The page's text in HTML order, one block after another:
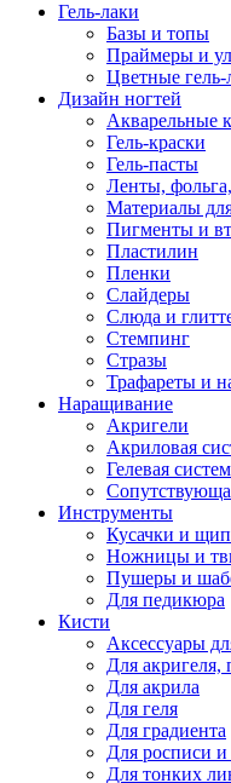
Гель-лаки
Базы и топы
Праймеры и
Цветные гель-
Дизайн ногтей
Акварельные
Гель-краски
Гель-пасты
Ленты,
Материалы
Пигменты и
Пластилин
Пленки
Слайдеры
Слюда и
Стемпинг
Стразы
Трафареты и
Наращивание
Акригели
Акриловая
Гелевая
Инструменты
Кусачки и
Ножницы и
Пушеры и
Для педикюра
Кисти
Аксессуары
Для акригеля,
Для акрила
Для геля
Для градиента
Для росписи и
Для тонких